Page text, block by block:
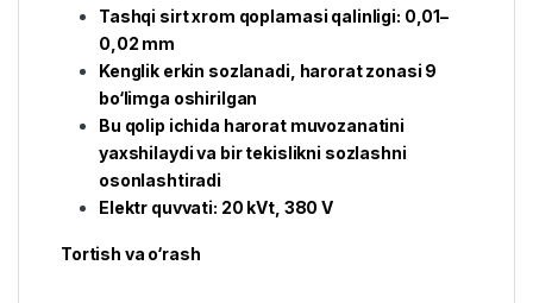
Tashqi sirt xrom qoplamasi qalinligi: 0,01–
0,02 mm
Kenglik erkin sozlanadi, harorat zonasi 9
bo‘limga oshirilgan
Bu qolip ichida harorat muvozanatini
yaxshilaydi va bir tekislikni sozlashni
osonlashtiradi
Elektr quvvati: 20 kVt, 380 V
Tortish va o‘rash